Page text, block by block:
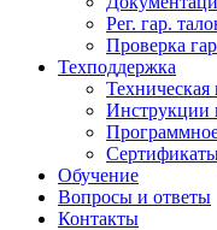
Рег. гар.
Проверка
Техподдержка
Техническая
Инструкции
Обучение
Вопросы и ответы
Контакты